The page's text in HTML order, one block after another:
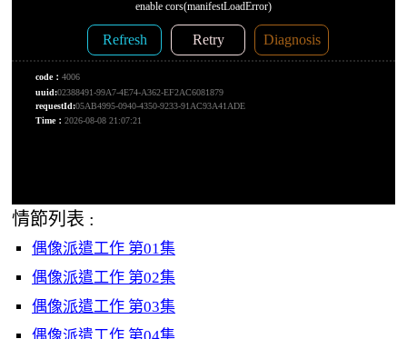
情節列表 :
偶像派遣工作 第01集
偶像派遣工作 第02集
偶像派遣工作 第03集